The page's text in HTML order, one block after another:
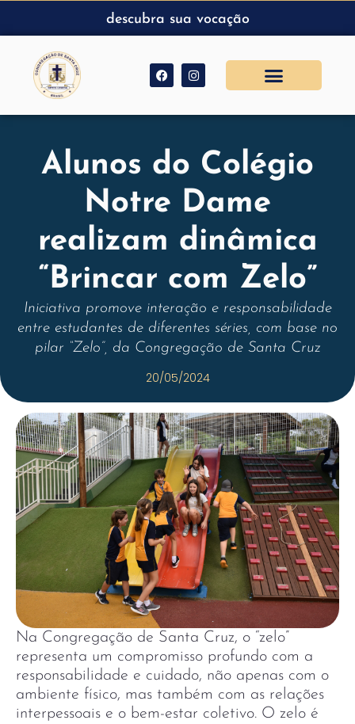
descubra sua vocação
Alunos do Colégio
Notre Dame
realizam dinâmica
“Brincar com Zelo”
Iniciativa promove interação e responsabilidade
entre estudantes de diferentes séries, com base no
pilar “Zelo”, da Congregação de Santa Cruz
20/05/2024
Na Congregação de Santa Cruz, o “zelo”
representa um compromisso profundo com a
responsabilidade e cuidado, não apenas com o
ambiente físico, mas também com as relações
interpessoais e o bem-estar coletivo. O zelo é